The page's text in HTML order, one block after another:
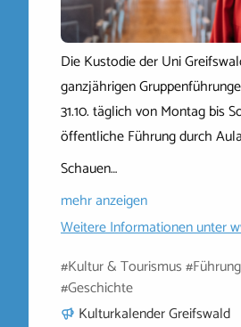
Die Kustodie der Uni
ganzjährigen
31.10. täglich von Montag bis
öffentliche Führung durch
Schauen…
mehr anzeigen
Weitere Informationen unter
#Kultur & Tourismus
#Geschichte
Kulturkalender Greifswald